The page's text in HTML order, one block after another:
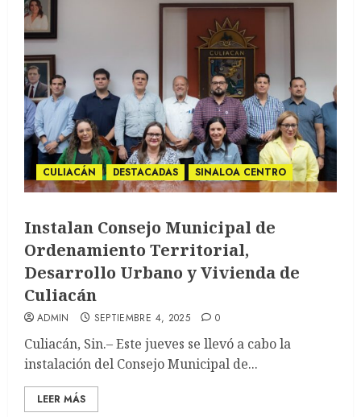
CULIACÁN DESTACADAS SINALOA CENTRO
Instalan Consejo Municipal de
Ordenamiento Territorial,
Desarrollo Urbano y Vivienda de
Culiacán
ADMIN SEPTIEMBRE 4, 2025 0
Culiacán, Sin.– Este jueves se llevó a cabo la
instalación del Consejo Municipal de...
LEER MÁS